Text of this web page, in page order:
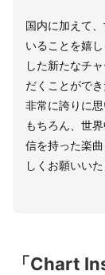
国内に加えて
いることを嬉
した新たなチ
だくことがで
非常に誇りに
もちろん、世
信を持った楽
しくお願いいた
「Chart